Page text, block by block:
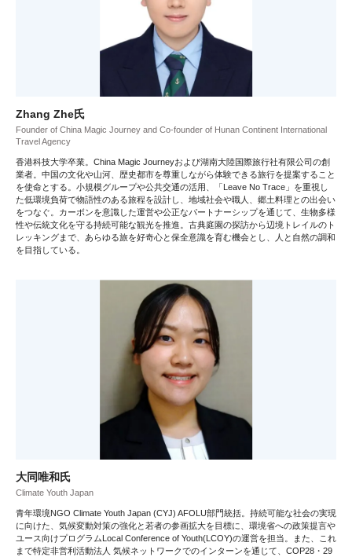
Zhang Zhe氏
Founder of China Magic Journey and Co-founder of Hunan Continent International
Travel Agency
香港科技大学卒業。China Magic Journeyおよび湖南大陸国際旅行社有限公司の創
業者。中国の文化や山河、歴史都市を尊重しながら体験できる旅行を提案すること
を使命とする。小規模グループや公共交通の活用、「Leave No Trace」を重視し
た低環境負荷で物語性のある旅程を設計し、地域社会や職人、郷土料理との出会い
をつなぐ。カーボンを意識した運営や公正なパートナーシップを通じて、生物多様
性や伝統文化を守る持続可能な観光を推進。古典庭園の探訪から辺境トレイルのト
レッキングまで、あらゆる旅を好奇心と保全意識を育む機会とし、人と自然の調和
を目指している。
大同唯和氏
Climate Youth Japan
青年環境NGO Climate Youth Japan (CYJ) AFOLU部門統括。持続可能な社会の実現
に向けた、気候変動対策の強化と若者の参画拡大を目標に、環境省への政策提言や
ユース向けプログラムLocal Conference of Youth(LCOY)の運営を担当。また、これ
まで特定非営利活動法人 気候ネットワークでのインターンを通じて、COP28・29